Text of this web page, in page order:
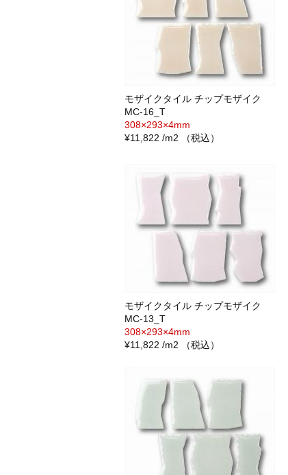
モザイクタイル チップモザイク
MC-16_T
308×293×4mm
¥11,822 /m2 （税込）
モザイクタイル チップモザイク
MC-13_T
308×293×4mm
¥11,822 /m2 （税込）